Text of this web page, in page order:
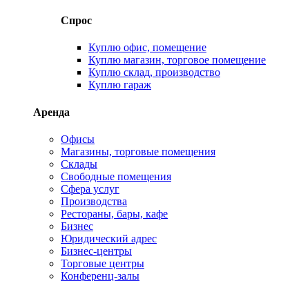
Спрос
Куплю офис, помещение
Куплю магазин, торговое помещение
Куплю склад, производство
Куплю гараж
Аренда
Офисы
Магазины, торговые помещения
Склады
Свободные помещения
Сфера услуг
Производства
Рестораны, бары, кафе
Бизнес
Юридический адрес
Бизнес-центры
Торговые центры
Конференц-залы